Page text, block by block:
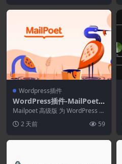
Wordpress插件
WordPress插件-MailPoet P
ro 5.35.0–WordPress的电
子邮件营销插件
Mailpoet 高级版 为 WordPress 驱
2 天前 59